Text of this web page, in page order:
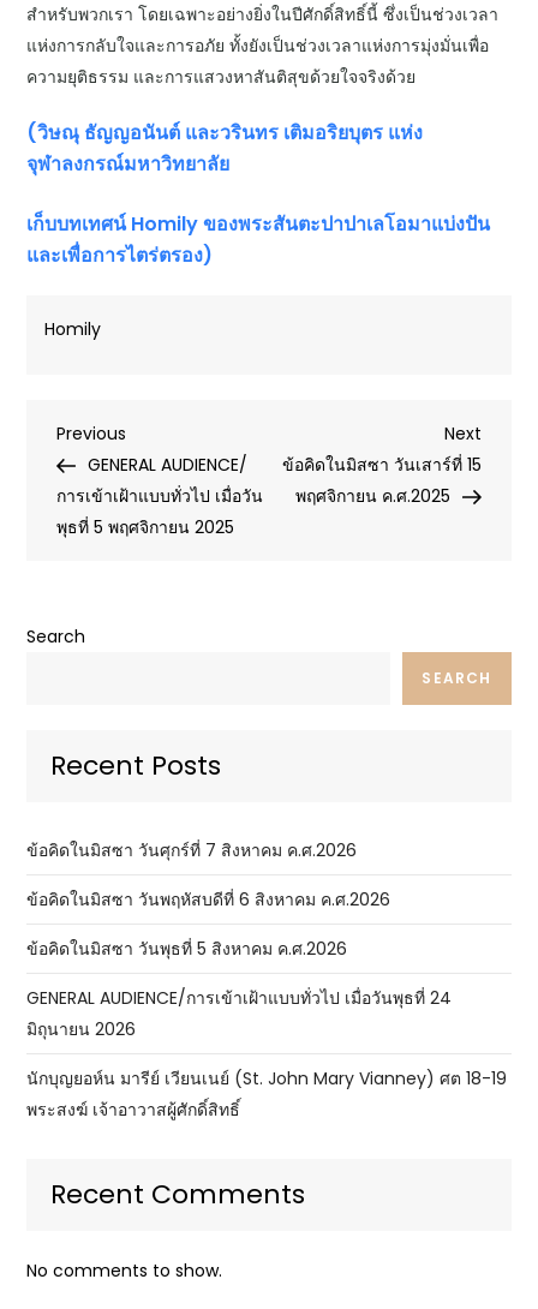
สำหรับพวกเรา โดยเฉพาะอย่างยิ่งในปีศักดิ์สิทธิ์นี้ ซึ่งเป็นช่วงเวลา
แห่งการกลับใจและการอภัย ทั้งยังเป็นช่วงเวลาแห่งการมุ่งมั่นเพื่อ
ความยุติธรรม และการแสวงหาสันติสุขด้วยใจจริงด้วย
(วิษณุ ธัญญอนันต์ และวรินทร เติมอริยบุตร แห่ง
จุฬาลงกรณ์มหาวิทยาลัย
เก็บบทเทศน์Homily ของพระสันตะปาปาเลโอมาแบ่งปัน
และเพื่อการไตร่ตรอง)
Homily
Post
navigation
Previous
Post
Previous
GENERAL AUDIENCE/
การเข้าเฝ้าแบบทั่วไป เมื่อวัน
พุธที่ 5 พฤศจิกายน 2025
Next
Post
Next
ข้อคิดในมิสซา วันเสาร์ที่ 15
พฤศจิกายน ค.ศ.2025
Search
SEARCH
Recent Posts
ข้อคิดในมิสซา วันศุกร์ที่ 7 สิงหาคม ค.ศ.2026
ข้อคิดในมิสซา วันพฤหัสบดีที่ 6 สิงหาคม ค.ศ.2026
ข้อคิดในมิสซา วันพุธที่ 5 สิงหาคม ค.ศ.2026
GENERAL AUDIENCE/การเข้าเฝ้าแบบทั่วไป เมื่อวันพุธที่ 24
มิถุนายน 2026
นักบุญยอห์น มารีย์ เวียนเนย์ (St. John Mary Vianney) ศต 18-19
พระสงฆ์ เจ้าอาวาสผู้ศักดิ์สิทธิ์
Recent Comments
No comments to show.